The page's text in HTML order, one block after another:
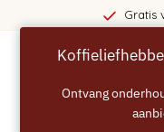
Gratis verzending
Ontvang